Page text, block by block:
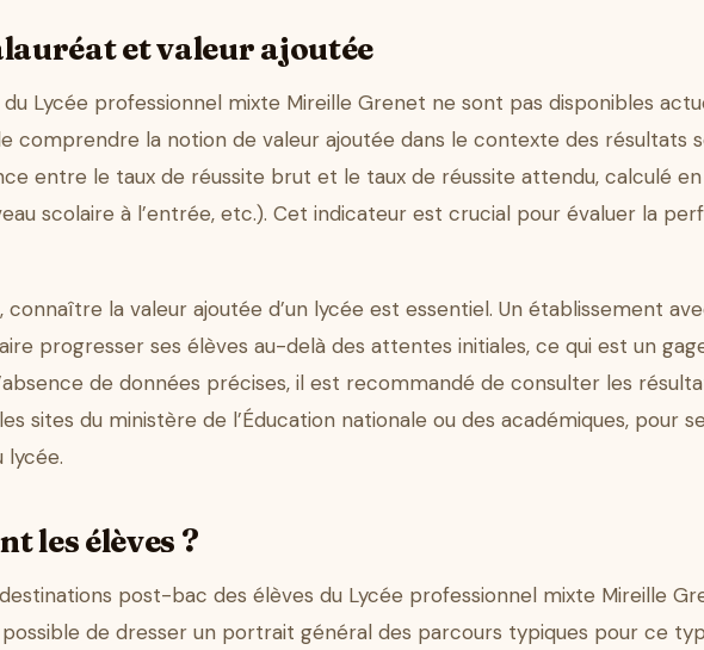
et valeur ajoutée
Lycée professionnel mixte Mireille Grenet ne sont pas disponibles
comprendre la notion de valeur ajoutée dans le contexte des résultats
entre le taux de réussite brut et le taux de réussite attendu, calculé
scolaire à l’entrée, etc.). Cet indicateur est crucial pour évaluer la
connaître la valeur ajoutée d’un lycée est essentiel. Un établissement
progresser ses élèves au-delà des attentes initiales, ce qui est un
de données précises, il est recommandé de consulter les
sites du ministère de l’Éducation nationale ou des académiques, pour
lycée.
les élèves ?
post-bac des élèves du Lycée professionnel mixte Mireille
de dresser un portrait général des parcours typiques pour ce